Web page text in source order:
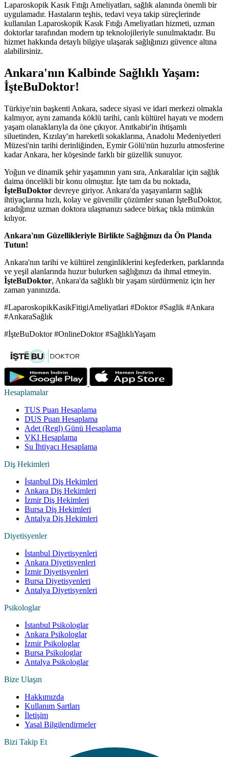
Laparoskopik Kasık Fıtığı Ameliyatları, sağlık alanında önemli bir
uygulamadır. Hastaların teşhis, tedavi veya takip süreçlerinde
kullanılan Laparoskopik Kasık Fıtığı Ameliyatları hizmeti, uzman
doktorlar tarafından modern tıp teknolojileriyle sunulmaktadır. Bu
hizmet hakkında detaylı bilgiye ulaşarak sağlığınızı güvence altına
alabilirsiniz.
Ankara'nın Kalbinde Sağlıklı Yaşam:
İşteBuDoktor!
Türkiye'nin başkenti Ankara, sadece siyasi ve idari merkezi olmakla
kalmıyor, aynı zamanda köklü tarihi, canlı kültürel hayatı ve modern
yaşam olanaklarıyla da öne çıkıyor. Anıtkabir'in ihtişamlı
siluetinden, Kızılay'ın hareketli sokaklarına, Anadolu Medeniyetleri
Müzesi'nin tarihi derinliğinden, Eymir Gölü'nün huzurlu atmosferine
kadar Ankara, her köşesinde farklı bir güzellik sunuyor.
Yoğun ve dinamik şehir yaşamının yanı sıra, Ankaralılar için sağlık
daima öncelikli bir konu olmuştur. İşte tam da bu noktada,
İşteBuDoktor devreye giriyor. Ankara'da yaşayanların sağlık
ihtiyaçlarına hızlı, kolay ve güvenilir çözümler sunan İşteBuDoktor,
aradığınız uzman doktora ulaşmanızı sadece birkaç tıkla mümkün
kılıyor.
Ankara'nın Güzellikleriyle Birlikte Sağlığınızı da Ön Planda
Tutun!
Ankara'nın tarihi ve kültürel zenginliklerini keşfederken, parklarında
ve yeşil alanlarında huzur bulurken sağlığınızı da ihmal etmeyin.
İşteBuDoktor, Ankara'da sağlıklı bir yaşam sürdürmeniz için her
zaman yanınızda.
#LaparoskopikKasikFitigiAmeliyatlari #Doktor #Saglik #Ankara
#AnkaraSağlık
#İşteBuDoktor #OnlineDoktor #SağlıklıYaşam
Hesaplamalar
TUS Puan Hesaplama
DUS Puan Hesaplama
Adet (Regl) Günü Hesaplama
VKI Hesaplama
Su İhtiyacı Hesaplama
Diş Hekimleri
İstanbul Diş Hekimleri
Ankara Diş Hekimleri
İzmir Diş Hekimleri
Bursa Diş Hekimleri
Antalya Diş Hekimleri
Diyetisyenler
İstanbul Diyetisyenleri
Ankara Diyetisyenleri
İzmir Diyetisyenleri
Bursa Diyetisyenleri
Antalya Diyetisyenleri
Psikologlar
İstanbul Psikologlar
Ankara Psikologlar
İzmir Psikologlar
Bursa Psikologlar
Antalya Psikologlar
Bize Ulaşın
Hakkımızda
Kullanım Şartları
İletişim
Yasal Bilgilendirmeler
Bizi Takip Et